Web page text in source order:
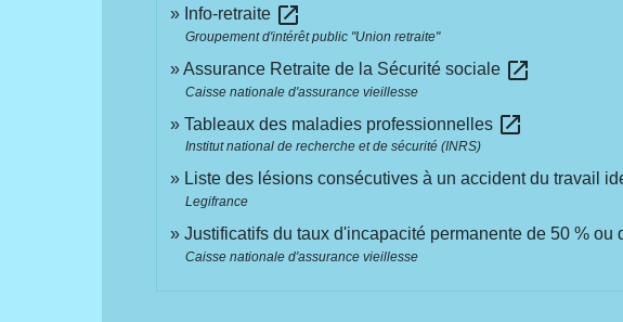
Info-retraite open_in_new
Groupement d'intérêt public "Union retraite"
Assurance Retraite de la Sécurité sociale open_in_new
Caisse nationale d'assurance vieillesse
Tableaux des maladies professionnelles open_in_new
Institut national de recherche et de sécurité (INRS)
Liste des lésions consécutives à un accident du travail
Legifrance
Justificatifs du taux d'incapacité permanente de 50 %
Caisse nationale d'assurance vieillesse